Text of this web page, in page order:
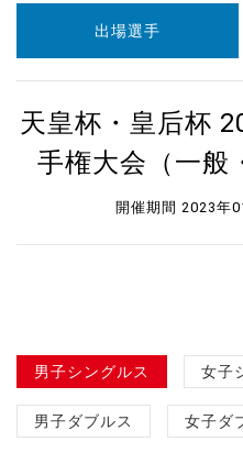
出場選手
天皇杯・皇后杯
手権大会（一般
開催期間 2023年
男子シングルス 女子
男子ダブルス 女子ダ